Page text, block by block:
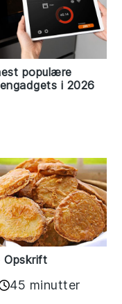
populære
i 2026
Opskrift
45 minutter